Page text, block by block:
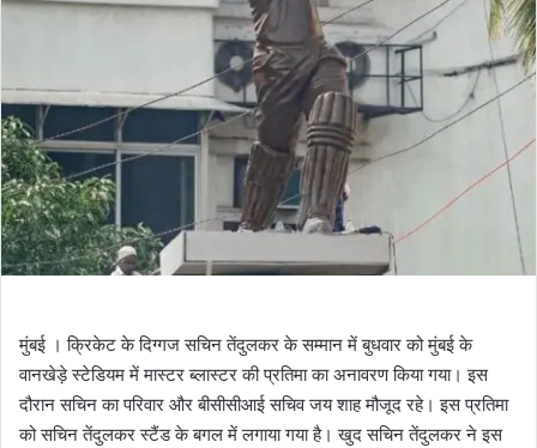
मुंबई । क्रिकेट के दिग्गज सचिन तेंदुलकर के सम्मान में बुधवार को मुंबई के
वानखेड़े स्टेडियम में मास्टर ब्लास्टर की प्रतिमा का अनावरण किया गया। इस
दौरान सचिन का परिवार और बीसीसीआई सचिव जय शाह मौजूद रहे। इस प्रतिमा
को सचिन तेंदुलकर स्टैंड के बगल में लगाया गया है। खुद सचिन तेंदुलकर ने इस